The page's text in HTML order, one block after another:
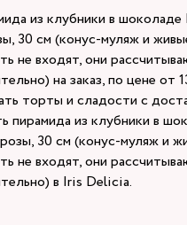
из клубники в
30 см (конус-муляж и
не входят, они
на заказ, по цене от
торты и сладости с
пирамида из клубники в
30 см (конус-муляж и
не входят, они
в Iris Delicia.